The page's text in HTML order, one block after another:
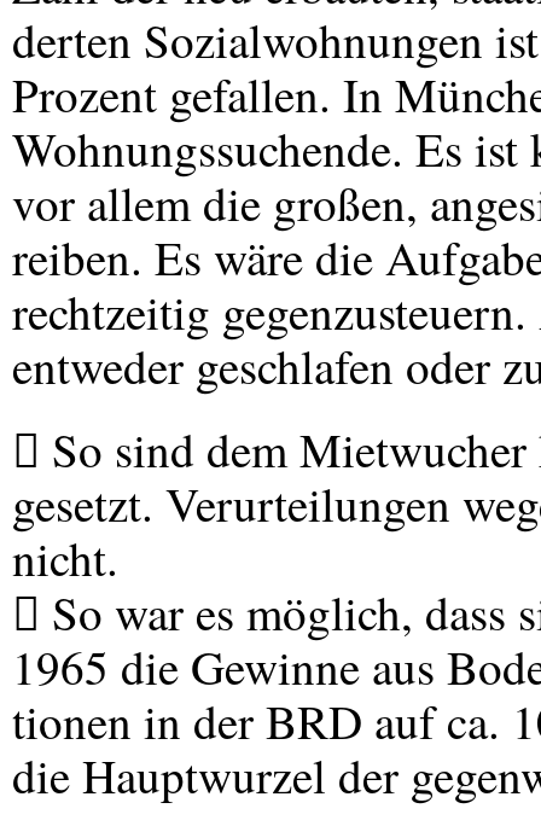
derten Sozialwohnungen
Prozent gefallen. In
Wohnungssuchende. Es
vor allem die großen,
reiben. Es wäre die
rechtzeitig
entweder geschlafen oder
 So sind dem
gesetzt. Verurteilungen
nicht.
 So war es möglich, dass
1965 die Gewinne aus
tionen in derBRD auf ca.
die Hauptwurzel der